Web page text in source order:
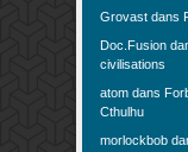
Grovast dans
Doc.Fusion
civilisations
atom dans
Cthulhu
morlockbob